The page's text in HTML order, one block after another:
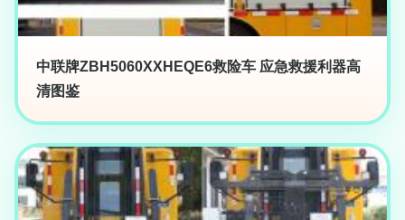
中联牌ZBH5060XXHEQE6救险车 应急救援利器高
清图鉴